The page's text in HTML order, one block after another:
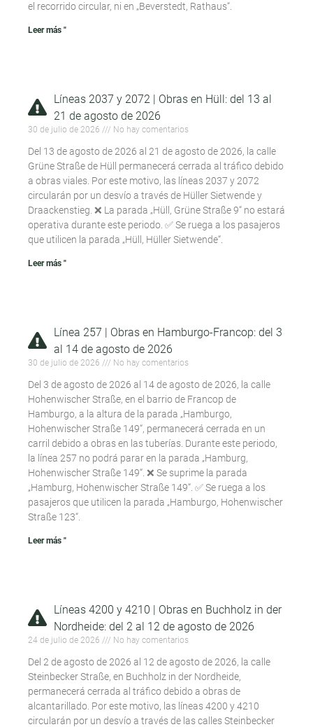
el recorrido circular, ni en „Beverstedt, Rathaus“.
Leer más "
Líneas 2037 y 2072 | Obras en Hüll: del 13 al
21 de agosto de 2026
30 de julio de 2026 No hay comentarios
Del 13 de agosto de 2026 al 21 de agosto de 2026, la calle
Grüne Straße de Hüll permanecerá cerrada al tráfico debido
a obras viales. Por este motivo, las líneas 2037 y 2072
circularán por un desvío a través de Hüller Sietwende y
Draackenstieg. ❌ La parada „Hüll, Grüne Straße 9“ no estará
operativa durante este periodo. ✅ Se ruega a los pasajeros
que utilicen la parada „Hüll, Hüller Sietwende“.
Leer más "
Línea 257 | Obras en Hamburgo-Francop: del 3
al 14 de agosto de 2026
30 de julio de 2026 No hay comentarios
Del 3 de agosto de 2026 al 14 de agosto de 2026, la calle
Hohenwischer Straße, en el barrio de Francop de
Hamburgo, a la altura de la parada „Hamburgo,
Hohenwischer Straße 149“, permanecerá cerrada en un
carril debido a obras en las tuberías. Durante este periodo,
la línea 257 no podrá parar en la parada „Hamburg,
Hohenwischer Straße 149“. ❌ Se suprime la parada
„Hamburg, Hohenwischer Straße 149“. ✅ Se ruega a los
pasajeros que utilicen la parada „Hamburgo, Hohenwischer
Straße 123“.
Leer más "
Líneas 4200 y 4210 | Obras en Buchholz in der
Nordheide: del 2 al 12 de agosto de 2026
24 de julio de 2026 No hay comentarios
Del 2 de agosto de 2026 al 12 de agosto de 2026, la calle
Steinbecker Straße, en Buchholz in der Nordheide,
permanecerá cerrada al tráfico debido a obras de
alcantarillado. Por este motivo, las líneas 4200 y 4210
circularán por un desvío a través de las calles Steinbecker